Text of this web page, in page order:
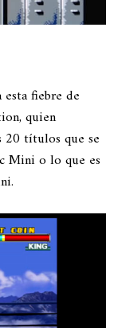
esta fiebre de
quien
20 títulos que se
Mini o lo que es